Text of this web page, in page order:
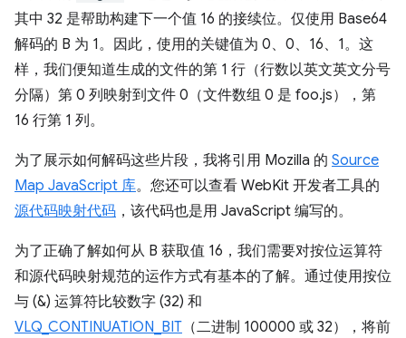
其中 32 是帮助构建下一个值 16 的接续位。仅使用 Base64
解码的 B 为 1。因此，使用的关键值为 0、0、16、1。这
样，我们便知道生成的文件的第 1 行（行数以英文英文分号
分隔）第 0 列映射到文件 0（文件数组 0 是 foo.js），第
16 行第 1 列。
为了展示如何解码这些片段，我将引用 Mozilla 的 Source
Map JavaScript 库。您还可以查看 WebKit 开发者工具的
源代码映射代码 ，该代码也是用 JavaScript 编写的。
为了正确了解如何从 B 获取值 16，我们需要对按位运算符
和源代码映射规范的运作方式有基本的了解。通过使用按位
与 (&) 运算符比较数字 (32) 和
VLQ_CONTINUATION_BIT （二进制 100000 或 32），将前